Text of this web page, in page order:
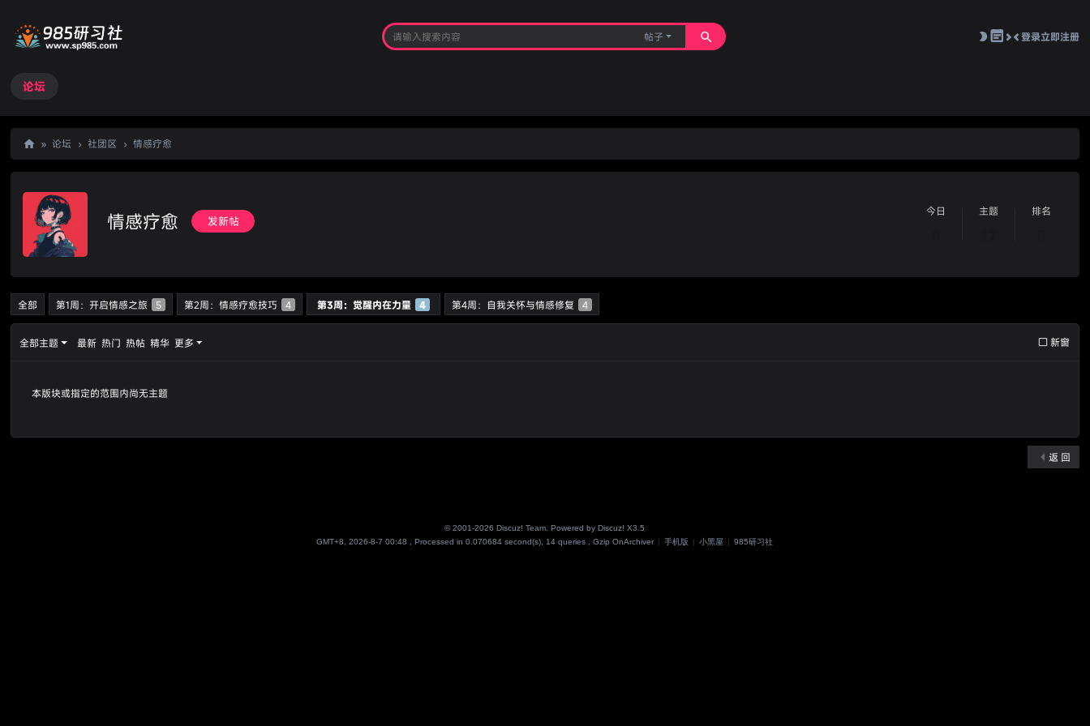
帖子
版
登录立即注册
论坛
5
研
习
社
» 论坛 › 社团区 › 情感疗愈
情感疗愈 发新帖
今日 主题 排名
全部 第1周：开启情感之旅 5 第2周：情感疗愈技巧 4 第3周：觉醒内在力量 4 第4周：自我关怀与情感修复 4
新窗
全部主题 最新 热门 热帖 精华 更多
本版块或指定的范围内尚无主题
返 回
© 2001-2026Discuz! Team . Powered byDiscuz! X3.5
GMT+8, 2026-8-7 00:48
, Processed in 0.070684 second(s), 14 queries , Gzip OnArchiver | 手机版 | 小黑屋 | 985研习社